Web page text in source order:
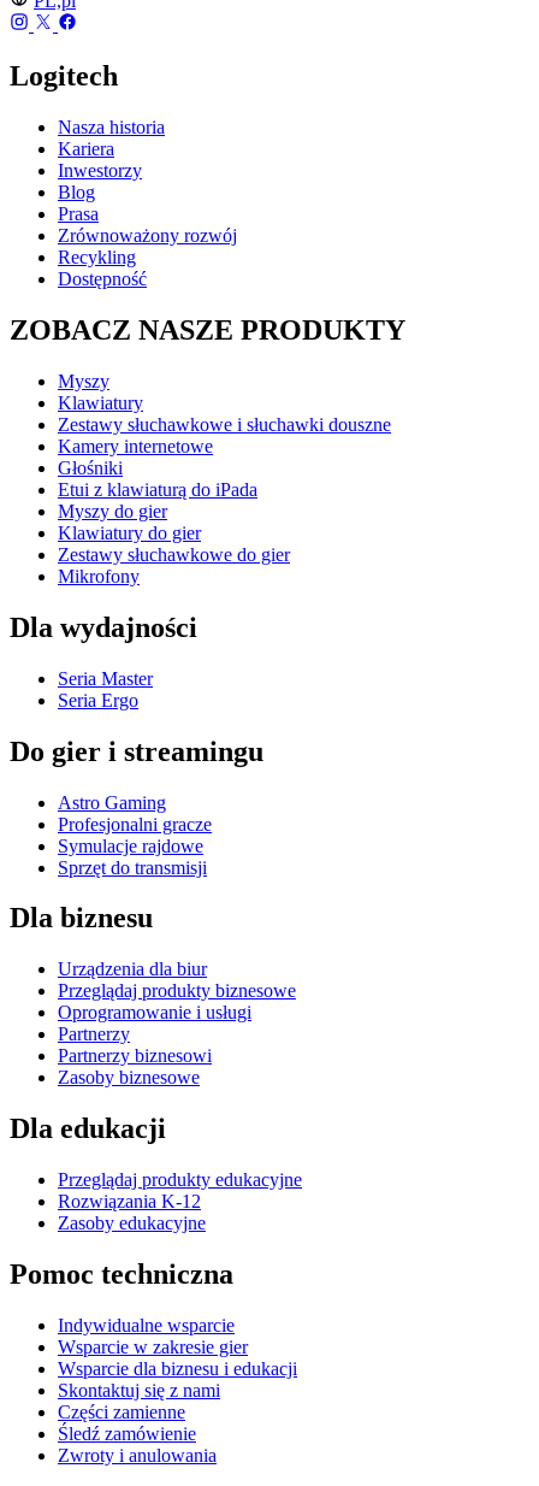
Logitech
Nasza historia
Kariera
Inwestorzy
Blog
Prasa
Zrównoważony rozwój
Recykling
Dostępność
ZOBACZ NASZE PRODUKTY
Myszy
Klawiatury
Zestawy słuchawkowe i słuchawki douszne
Kamery internetowe
Głośniki
Etui z klawiaturą do iPada
Myszy do gier
Klawiatury do gier
Zestawy słuchawkowe do gier
Mikrofony
Dla wydajności
Seria Master
Seria Ergo
Do gier i streamingu
Astro Gaming
Profesjonalni gracze
Symulacje rajdowe
Sprzęt do transmisji
Dla biznesu
Urządzenia dla biur
Przeglądaj produkty biznesowe
Oprogramowanie i usługi
Partnerzy
Partnerzy biznesowi
Zasoby biznesowe
Dla edukacji
Przeglądaj produkty edukacyjne
Rozwiązania K-12
Zasoby edukacyjne
Pomoc techniczna
Indywidualne wsparcie
Wsparcie w zakresie gier
Wsparcie dla biznesu i edukacji
Skontaktuj się z nami
Części zamienne
Śledź zamówienie
Zwroty i anulowania